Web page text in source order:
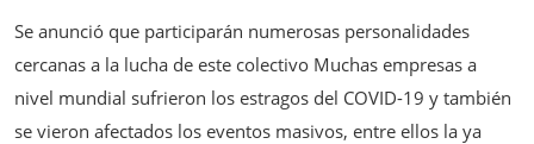
Se anunció que participarán numerosas personalidades
cercanas a la lucha de este colectivo Muchas empresas a
nivel mundial sufrieron los estragos del COVID-19 y también
se vieron afectados los eventos masivos, entre ellos la ya